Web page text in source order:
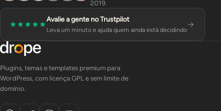
2019.
Avalie a gente no Trustpilot
Leva um minuto e ajuda quem ainda está decidindo
Plugins, temas e templates premium para
WordPress, com licença GPL e sem limite de
domínio.